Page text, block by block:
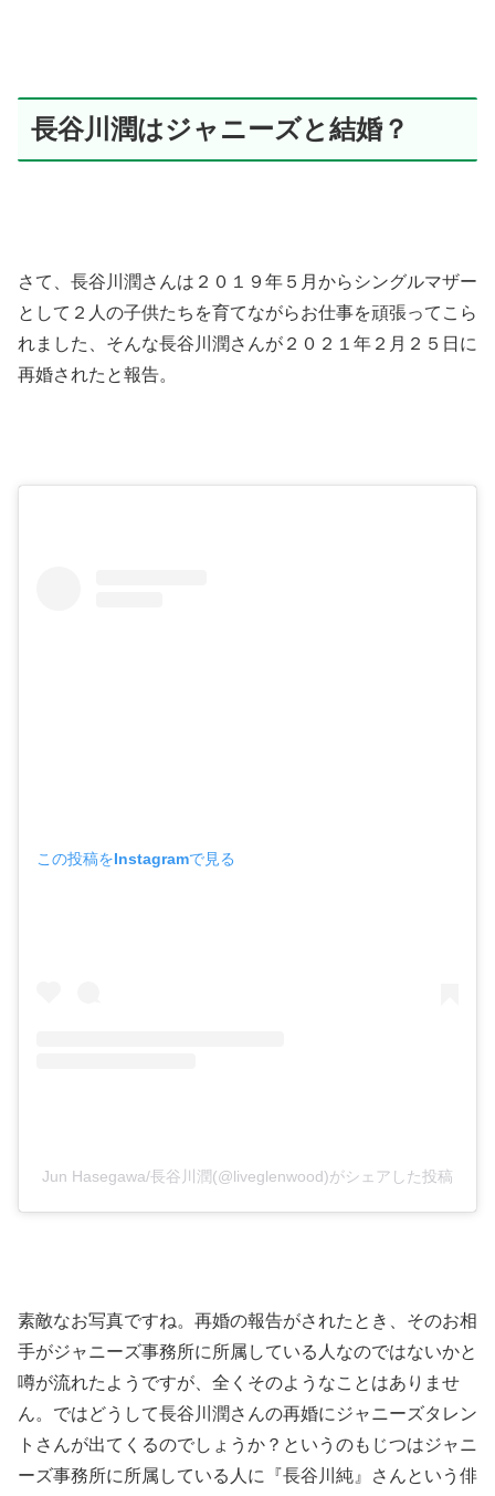
長谷川潤はジャニーズと結婚？
さて、長谷川潤さんは２０１９年５月からシングルマザー
として２人の子供たちを育てながらお仕事を頑張ってこら
れました、そんな長谷川潤さんが２０２１年２月２５日に
再婚されたと報告。
この投稿をInstagramで見る
Jun Hasegawa/長谷川潤(@liveglenwood)がシェアした投稿
素敵なお写真ですね。再婚の報告がされたとき、そのお相
手がジャニーズ事務所に所属している人なのではないかと
噂が流れたようですが、全くそのようなことはありませ
ん。ではどうして長谷川潤さんの再婚にジャニーズタレン
トさんが出てくるのでしょうか？というのもじつはジャニ
ーズ事務所に所属している人に『長谷川純』さんという俳